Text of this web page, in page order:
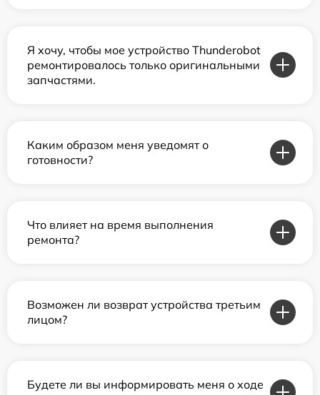
Я хочу, чтобы мое устройство Thunderobot
ремонтировалось только оригинальными
запчастями.
Каким образом меня уведомят о
готовности?
Что влияет на время выполнения
ремонта?
Возможен ли возврат устройства третьим
лицом?
Будете ли вы информировать меня о ходе